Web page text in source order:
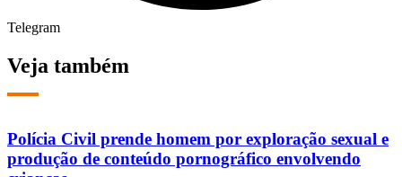
Telegram
Veja também
Polícia Civil prende homem por exploração sexual e
produção de conteúdo pornográfico envolvendo